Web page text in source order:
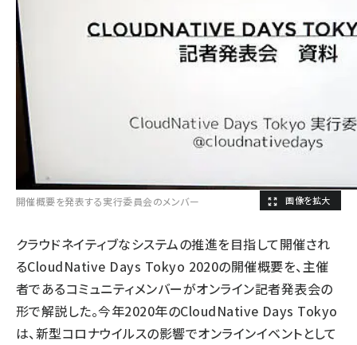
開催概要を発表する実行委員会のメンバー
クラウドネイティブなシステムの推進を目指して開催され
るCloudNative Days Tokyo 2020の開催概要を、主催
者であるコミュニティメンバーがオンライン記者発表会の
形で解説した。今年2020年のCloudNative Days Tokyo
は、新型コロナウイルスの影響でオンラインイベントとして